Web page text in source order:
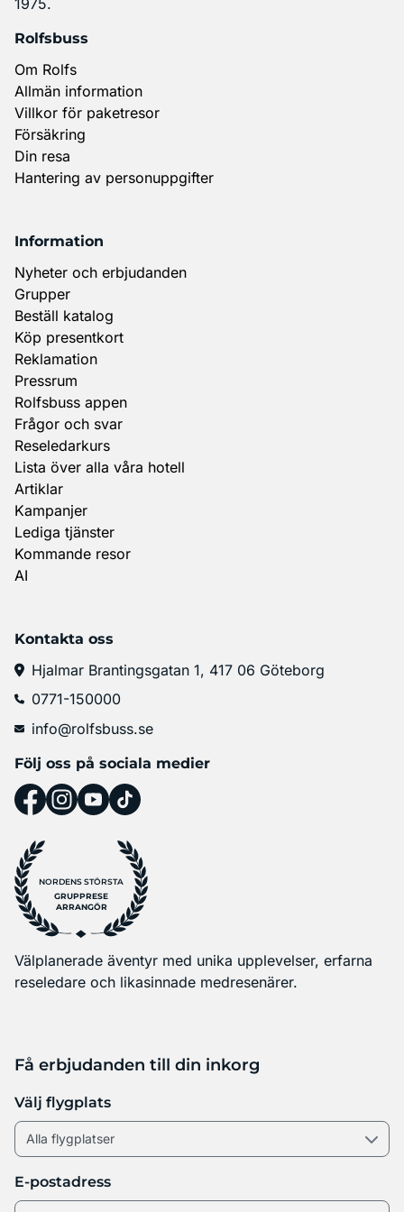
Rolfsbuss
Om Rolfs
Allmän information
Villkor för paketresor
Försäkring
Din resa
Hantering av personuppgifter
Information
Nyheter och erbjudanden
Grupper
Beställ katalog
Köp presentkort
Reklamation
Pressrum
Rolfsbuss appen
Frågor och svar
Reseledarkurs
Lista över alla våra hotell
Artiklar
Kampanjer
Lediga tjänster
Kommande resor
AI
Kontakta oss
Hjalmar Brantingsgatan 1, 417 06 Göteborg
0771-150000
info@rolfsbuss.se
Följ oss på sociala medier
NORDENS STÖRSTA
GRUPPRESE
ARRANGÖR
Välplanerade äventyr med unika upplevelser, erfarna
reseledare och likasinnade medresenärer.
Få erbjudanden till din inkorg
Välj flygplats
E-postadress